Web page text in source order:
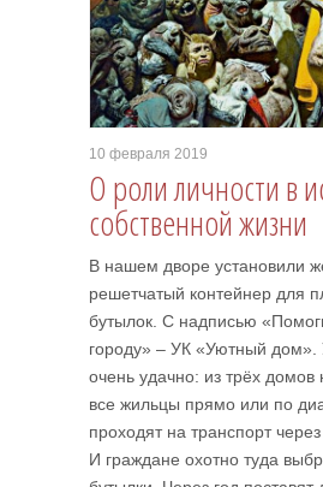
10 февраля 2019
О роли личности в
собственной жизни
В нашем дворе установили
решетчатый контейнер для
бутылок. С надписью
городу» – УК «Уютный дом».
очень удачно: из трёх домов
все жильцы прямо или по
проходят на транспорт через
И граждане охотно туда